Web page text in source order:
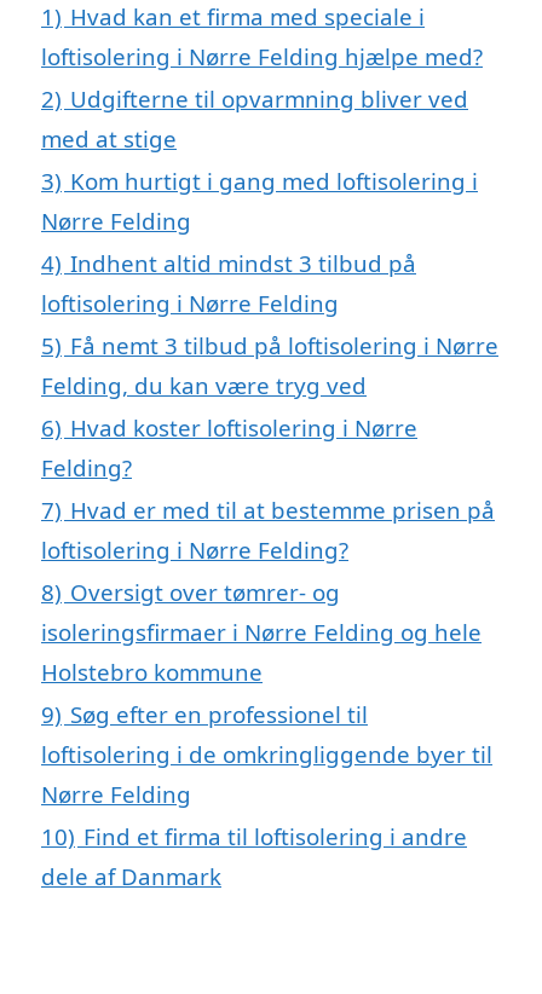
1) Hvad kan et firma med speciale i
loftisolering i Nørre Felding hjælpe med?
2) Udgifterne til opvarmning bliver ved
med at stige
3) Kom hurtigt i gang med loftisolering i
Nørre Felding
4) Indhent altid mindst 3 tilbud på
loftisolering i Nørre Felding
5) Få nemt 3 tilbud på loftisolering i Nørre
Felding, du kan være tryg ved
6) Hvad koster loftisolering i Nørre
Felding?
7) Hvad er med til at bestemme prisen på
loftisolering i Nørre Felding?
8) Oversigt over tømrer- og
isoleringsfirmaer i Nørre Felding og hele
Holstebro kommune
9) Søg efter en professionel til
loftisolering i de omkringliggende byer til
Nørre Felding
10) Find et firma til loftisolering i andre
dele af Danmark